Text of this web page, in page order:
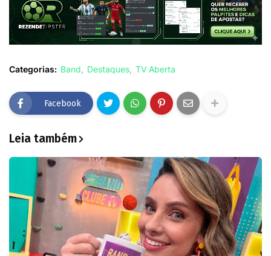
Categorias: Band Destaques TV Aberta
Facebook
Leia também